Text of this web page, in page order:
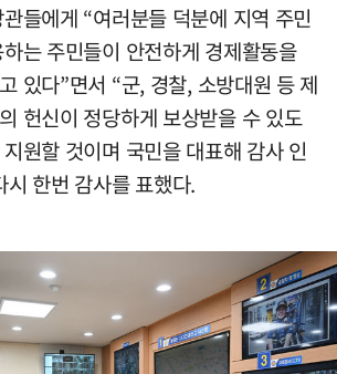
들에게 “여러분들 덕분에 지역 주민
는 주민들이 안전하게 경제활동을
있다”면서 “군, 경찰, 소방대원 등 제
헌신이 정당하게 보상받을 수 있도
원할 것이며 국민을 대표해 감사 인
시 한번 감사를 표했다.